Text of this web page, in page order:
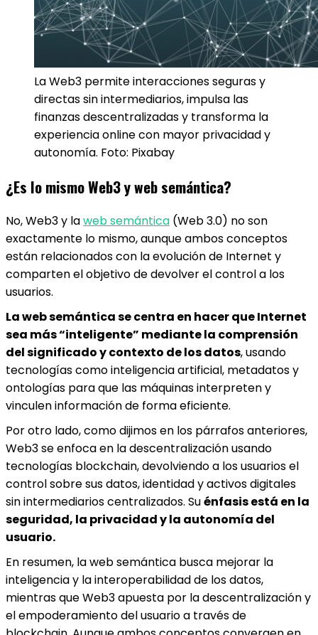
La Web3 permite interacciones seguras y
directas sin intermediarios, impulsa las
finanzas descentralizadas y transforma la
experiencia online con mayor privacidad y
autonomía. Foto: Pixabay
¿Es lo mismo Web3 y web semántica?
No, Web3 y laweb semántica (Web 3.0) no son
exactamente lo mismo, aunque ambos conceptos
están relacionados con la evolución de Internet y
comparten el objetivo de devolver el control a los
usuarios.
La web semántica se centra en hacer que Internet
sea más “inteligente” mediante la comprensión
del significado y contexto de los datos, usando
tecnologías como inteligencia artificial, metadatos y
ontologías para que las máquinas interpreten y
vinculen información de forma eficiente.
Por otro lado, como dijimos en los párrafos anteriores,
Web3 se enfoca en la descentralización usando
tecnologías blockchain, devolviendo a los usuarios el
control sobre sus datos, identidad y activos digitales
sin intermediarios centralizados. Suénfasis está en la
seguridad, la privacidad y la autonomía del
usuario.
En resumen, la web semántica busca mejorar la
inteligencia y la interoperabilidad de los datos,
mientras que Web3 apuesta por la descentralización y
el empoderamiento del usuario a través de